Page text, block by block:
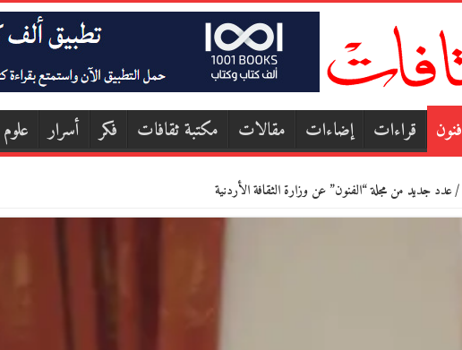
فنون قراءات إضاءات مقالات مكتبة ثقافات فكر أسرار علوم
/عدد جديد من مجلة “الفنون” عن وزارة الثقافة الأردنية